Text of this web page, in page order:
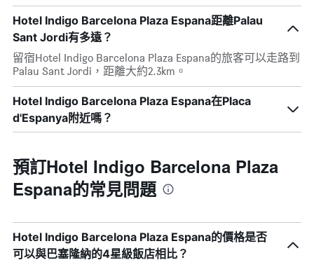
Hotel Indigo Barcelona Plaza Espana距離Palau
Sant Jordi有多遠？
留宿Hotel Indigo Barcelona Plaza Espana的旅客可以走路到
Palau Sant Jordi，距離大約2.3km。
Hotel Indigo Barcelona Plaza Espana在Placa
d'Espanya附近嗎？
預訂Hotel Indigo Barcelona Plaza
Espana的常見問題
Hotel Indigo Barcelona Plaza Espana的價格是否
可以與巴塞隆納的4星級飯店相比？